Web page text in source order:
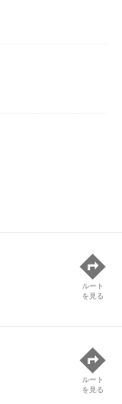
ルート
を見る
ルート
を見る